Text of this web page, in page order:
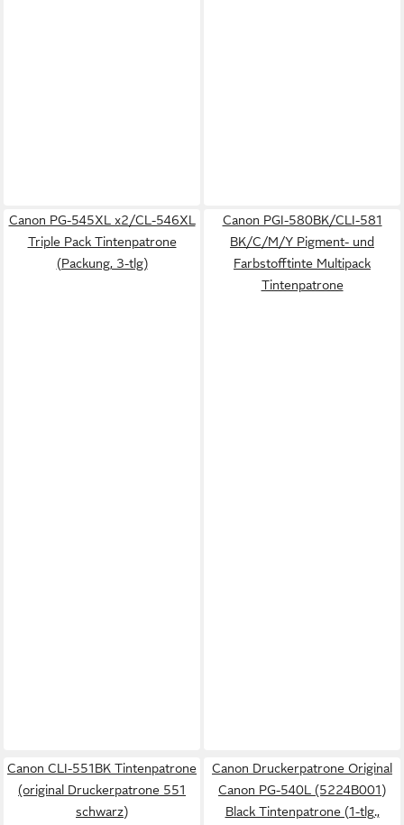
Canon PG-545XL x2/CL-546XL
Triple Pack Tintenpatrone
(Packung, 3-tlg)
Canon PGI-580BK/CLI-581
BK/C/M/Y Pigment- und
Farbstofftinte Multipack
Tintenpatrone
Canon CLI-551BK Tintenpatrone
(original Druckerpatrone 551
schwarz)
Canon Druckerpatrone Original
Canon PG-540L (5224B001)
Black Tintenpatrone (1-tlg.,